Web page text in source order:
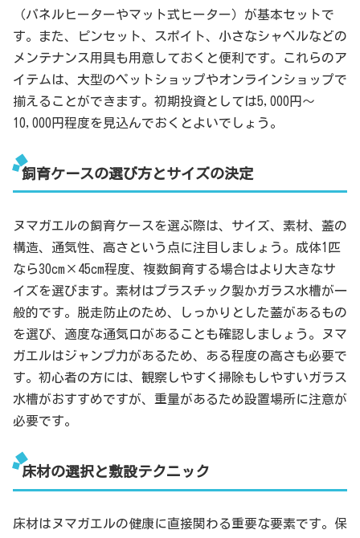
（パネルヒーターやマット式ヒーター）が基本セットで
す。また、ピンセット、スポイト、小さなシャベルなどの
メンテナンス用具も用意しておくと便利です。これらのア
イテムは、大型のペットショップやオンラインショップで
揃えることができます。初期投資としては5,000円～
10,000円程度を見込んでおくとよいでしょう。
飼育ケースの選び方とサイズの決定
ヌマガエルの飼育ケースを選ぶ際は、サイズ、素材、蓋の
構造、通気性、高さという点に注目しましょう。成体1匹
なら30cm×45cm程度、複数飼育する場合はより大きなサ
イズを選びます。素材はプラスチック製かガラス水槽が一
般的です。脱走防止のため、しっかりとした蓋があるもの
を選び、適度な通気口があることも確認しましょう。ヌマ
ガエルはジャンプ力があるため、ある程度の高さも必要で
す。初心者の方には、観察しやすく掃除もしやすいガラス
水槽がおすすめですが、重量があるため設置場所に注意が
必要です。
床材の選択と敷設テクニック
床材はヌマガエルの健康に直接関わる重要な要素です。保